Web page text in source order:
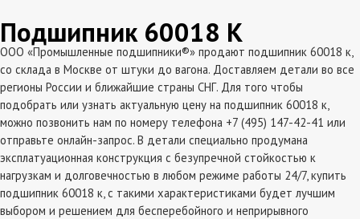
Подшипник 60018 К
ООО «Промышленные подшипники®» продают подшипник 60018 к,
со склада в Москве от штуки до вагона. Доставляем детали во все
регионы России и ближайшие страны СНГ. Для того чтобы
подобрать или узнать актуальную цену на подшипник 60018 к,
можно позвонить нам по номеру телефона +7 (495) 147-42-41 или
отправьте онлайн-запрос. В детали специально продумана
эксплатуационная конструкция с безупречной стойкостью к
нагрузкам и долговечностью в любом режиме работы 24/7, купить
подшипник 60018 к, с такими характеристиками будет лучшим
выбором и решением для бесперебойного и неприрывного